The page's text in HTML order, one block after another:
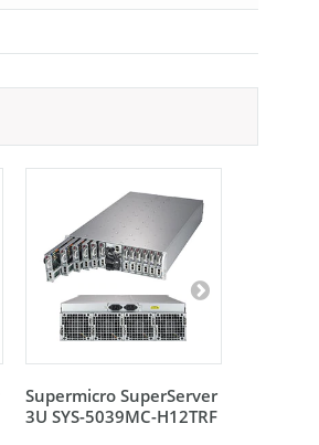
Supermicro SuperServer
3U SYS-5039MC-H12TRF